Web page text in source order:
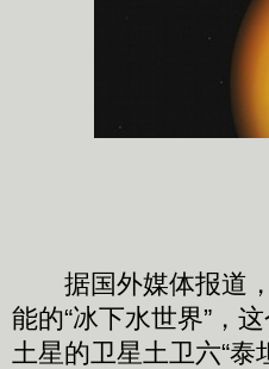
据国外媒体报道，
能的“冰下水世界”，
土星的卫星土卫六“泰